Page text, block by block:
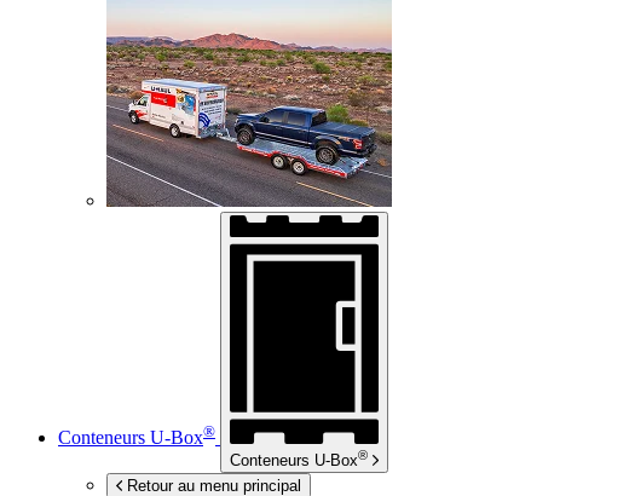
Conteneurs U-Box®
Conteneurs U-Box®
Retour au menu principal